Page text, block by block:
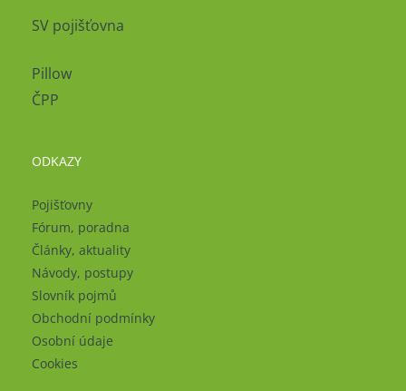
SV pojišťovna
Pillow
ČPP
ODKAZY
Pojišťovny
Fórum, poradna
Články, aktuality
Návody, postupy
Slovník pojmů
Obchodní podmínky
Osobní údaje
Cookies